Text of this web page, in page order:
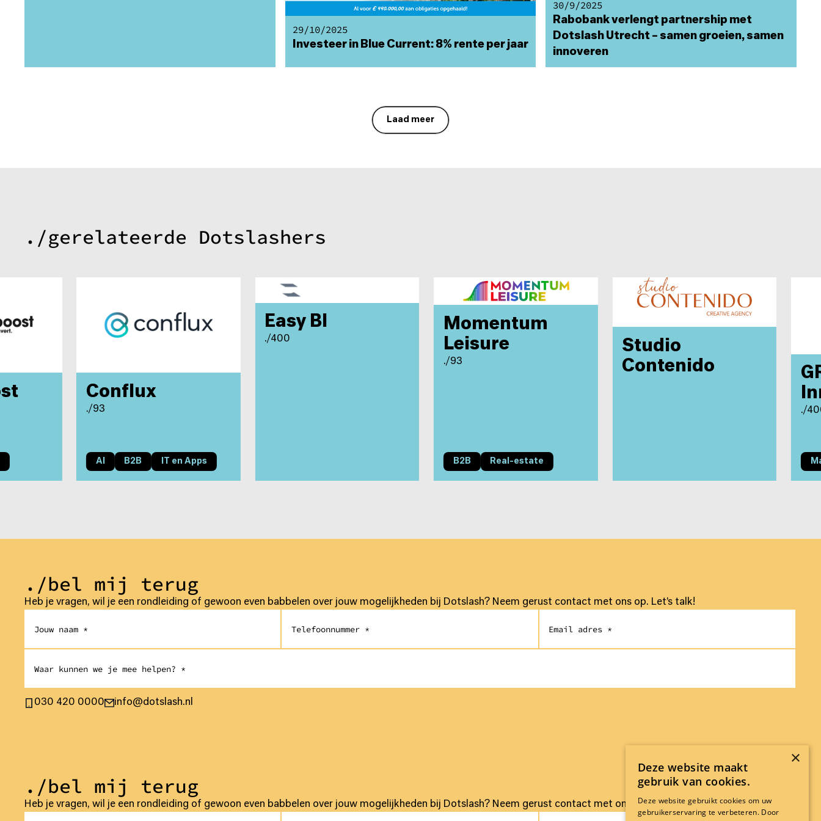
29/10/2025
Investeer in Blue Current: 8% rente per jaar
30/9/2025
Rabobank verlengt partnership met
Dotslash Utrecht – samen groeien, samen
innoveren
Laad meer
./gerelateerde Dotslashers
Conflux
./93
AI B2B IT en Apps
Easy BI
./400
Momentum
Leisure
./93
B2B Real-estate
Studio
Contenido
./
./bel mij terug
Heb je vragen, wil je een rondleiding of gewoon even babbelen over jouw mogelijkheden bij Dotslash? Neem gerust contact met ons op. Let’s talk!
030 420 0000 info@dotslash.nl
./bel mij terug
Heb je vragen, wil je een rondleiding of gewoon even babbelen over jouw mogelijkheden bij Dotslash? Neem gerust contact met ons op. Let’s talk!
×
Deze website maakt
gebruik van cookies.
Deze website gebruikt cookies om uw
gebruikerservaring te verbeteren. Door